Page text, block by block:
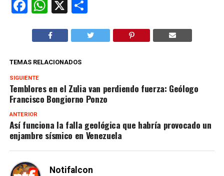
Facebook
WhatsApp
X Compartir
TEMAS RELACIONADOS
SIGUIENTE
Temblores en el Zulia van perdiendo fuerza: Geólogo
Francisco Bongiorno Ponzo
ANTERIOR
Así funciona la falla geológica que habría provocado un
enjambre sísmico en Venezuela
Notifalcon